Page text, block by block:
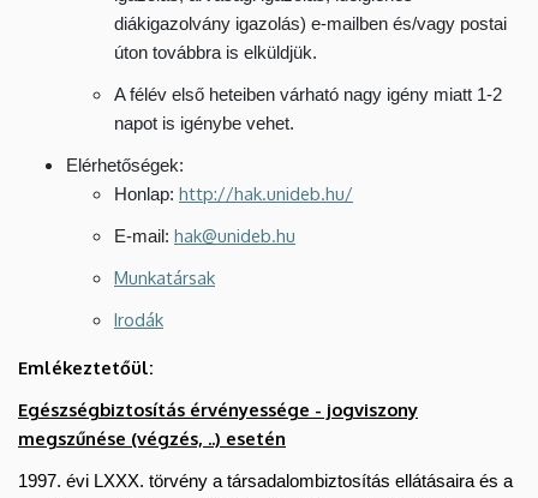
diákigazolvány igazolás) e-mailben és/vagy postai
úton továbbra is elküldjük.
A félév első heteiben várható nagy igény miatt 1-2
napot is igénybe vehet.
Elérhetőségek:
Honlap: http://hak.unideb.hu/
E-mail: hak@unideb.hu
Munkatársak
Irodák
Emlékeztetőül:
Egészségbiztosítás érvényessége - jogviszony
megszűnése (végzés, ..) esetén
1997. évi LXXX. törvény a társadalombiztosítás ellátásaira és a